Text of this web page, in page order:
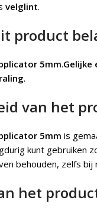
velglint.
product
5mm.Gelijke
.
van het
5mm is
kunt gebruiken
behouden, zelfs bij
het